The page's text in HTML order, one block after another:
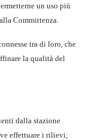
un uso più
Committenza.
tra di loro, che
la qualità del
dalla stazione
effettuare i rilievi;